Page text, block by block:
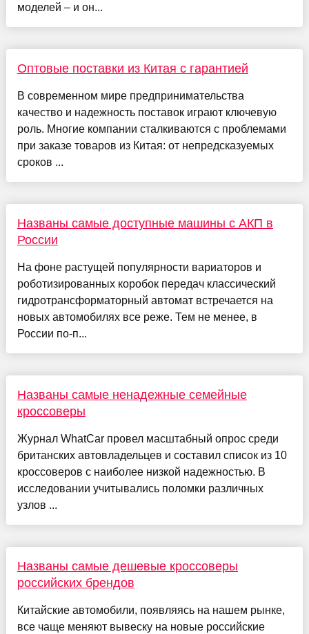
моделей – и он...
Оптовые поставки из Китая с гарантией
В современном мире предпринимательства
качество и надежность поставок играют ключевую
роль. Многие компании сталкиваются с проблемами
при заказе товаров из Китая: от непредсказуемых
сроков ...
Названы самые доступные машины с АКП в
России
На фоне растущей популярности вариаторов и
роботизированных коробок передач классический
гидротрансформаторный автомат встречается на
новых автомобилях все реже. Тем не менее, в
России по-п...
Названы самые ненадежные семейные
кроссоверы
Журнал WhatCar провел масштабный опрос среди
британских автовладельцев и составил список из 10
кроссоверов с наиболее низкой надежностью. В
исследовании учитывались поломки различных
узлов ...
Названы самые дешевые кроссоверы
российских брендов
Китайские автомобили, появляясь на нашем рынке,
все чаще меняют вывеску на новые российские